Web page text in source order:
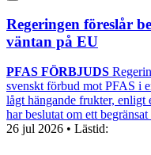
Regeringen föreslår
väntan på EU
PFAS FÖRBJUDS
svenskt förbud mot PFAS i
lågt hängande frukter, enligt
har beslutat om ett
26 jul 2026 • Lästid: